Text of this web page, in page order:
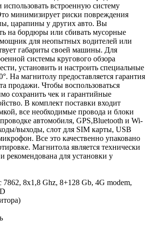
встроенную систему
минимизирует риски повреждения
царапины у других авто. Вы
на бордюры или сбивать мусорные
для неопытных водителей или
габариты своей машины. Для
системы кругового обзора
установить и настроить специальные
На магнитолу предоставляется гарантия
продажи. Чтобы воспользоваться
сохранить чек и гарантийные
В комплект поставки входит
все необходимые провода и блоки
автомобиля, GPS,Bluetooth и Wi-
выходы, слот для SIM карты, USB
Все это качественно упаковано
Магнитола является технически
рекомендована для установки у
8х1,8 Ghz, 8+128 Gb, 4G modem,